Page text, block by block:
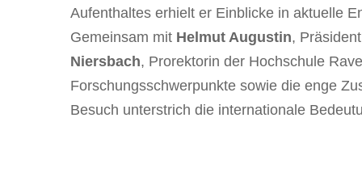
Aufenthaltes erhielt er Einblicke in aktuelle
Gemeinsam mit Helmut Augustin,
Niersbach, Prorektorin der Hochschule
Forschungsschwerpunkte sowie die enge
Besuch unterstrich die internationale